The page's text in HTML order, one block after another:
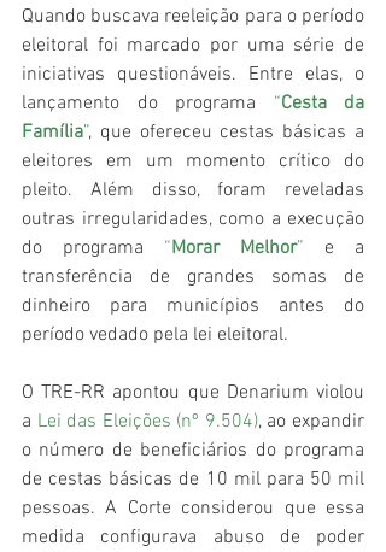
Quando buscava reeleição para o período
eleitoral foi marcado por uma série de
iniciativas questionáveis. Entre elas, o
lançamento do programa “Cesta da
Família”, que ofereceu cestas básicas a
eleitores em um momento crítico do
pleito. Além disso, foram reveladas
outras irregularidades, como a execução
do programa “Morar Melhor” e a
transferência de grandes somas de
dinheiro para municípios antes do
período vedado pela lei eleitoral.
O TRE-RR apontou que Denarium violou
a Lei das Eleições (nº 9.504), ao expandir
o número de beneficiários do programa
de cestas básicas de 10 mil para 50 mil
pessoas. A Corte considerou que essa
medida configurava abuso de poder